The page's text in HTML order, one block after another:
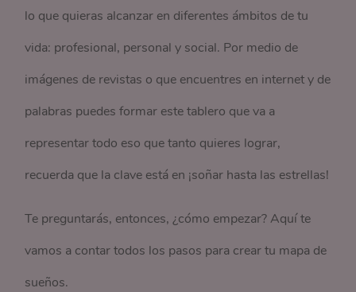
lo que quieras alcanzar en diferentes ámbitos de tu
vida: profesional, personal y social. Por medio de
imágenes de revistas o que encuentres en internet y de
palabras puedes formar este tablero que va a
representar todo eso que tanto quieres lograr,
recuerda que la clave está en ¡soñar hasta las estrellas!
Te preguntarás, entonces, ¿cómo empezar? Aquí te
vamos a contar todos los pasos para crear tu mapa de
sueños.